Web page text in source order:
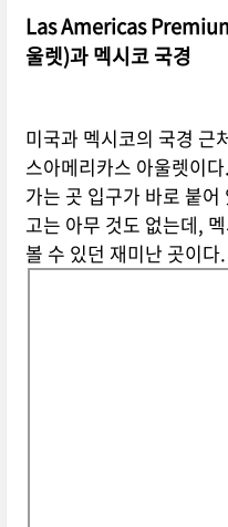
Las Americas
울렛)과 멕시코 국경
미국과 멕시코의 국경 근
스아메리카스 아울렛이
가는 곳 입구가 바로 붙
고는 아무 것도 없는데,
볼 수 있던 재미난 곳이다.